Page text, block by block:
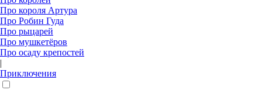
Про короля Артура
Про Робин Гуда
Про рыцарей
Про мушкетёров
Про осаду крепостей
|
Приключения